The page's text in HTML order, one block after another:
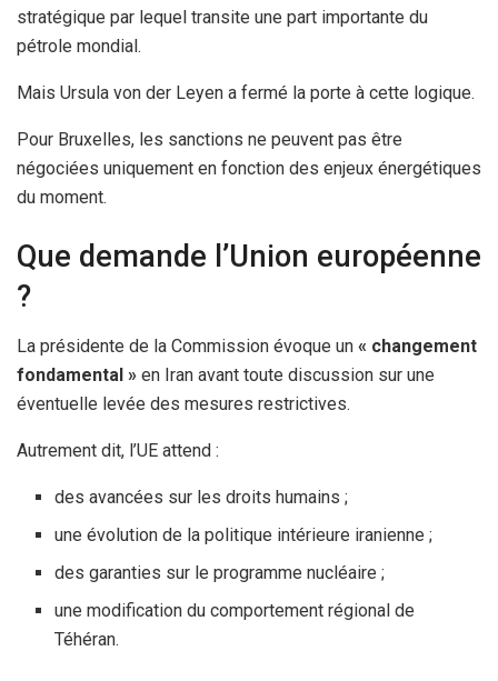
stratégique par lequel transite une part importante du
pétrole mondial.
Mais Ursula von der Leyen a fermé la porte à cette logique.
Pour Bruxelles, les sanctions ne peuvent pas être
négociées uniquement en fonction des enjeux énergétiques
du moment.
Que demande l’Union européenne
?
La présidente de la Commission évoque un « changement
fondamental » en Iran avant toute discussion sur une
éventuelle levée des mesures restrictives.
Autrement dit, l’UE attend :
des avancées sur les droits humains ;
une évolution de la politique intérieure iranienne ;
des garanties sur le programme nucléaire ;
une modification du comportement régional de
Téhéran.